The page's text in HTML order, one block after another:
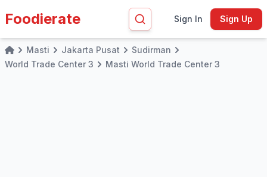
Foodierate Sign In Sign Up
HomeMasti Jakarta Pusat
Sudirman
World Trade Center 3
Masti World Trade Center 3